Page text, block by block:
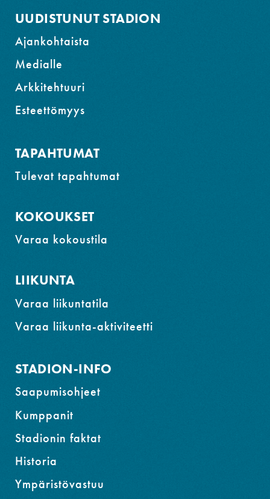
UUDISTUNUT STADION
Ajankohtaista
Medialle
Arkkitehtuuri
Esteettömyys
TAPAHTUMAT
Tulevat tapahtumat
KOKOUKSET
Varaa kokoustila
LIIKUNTA
Varaa liikuntatila
Varaa liikunta-aktiviteetti
STADION-INFO
Saapumisohjeet
Kumppanit
Stadionin faktat
Historia
Ympäristövastuu